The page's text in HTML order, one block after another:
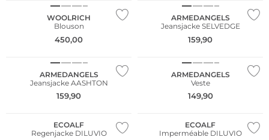
WOOLRICH
Blouson
450,00
ARMEDANGELS
Jeansjacke SELVEDGE
159,90
ARMEDANGELS
Jeansjacke AASHTON
159,90
NOUVEAU
ARMEDANGELS
Veste
149,90
NOUVEAU
ECOALF
Regenjacke DILUVIO
ECOALF
Imperméable DILUVIO